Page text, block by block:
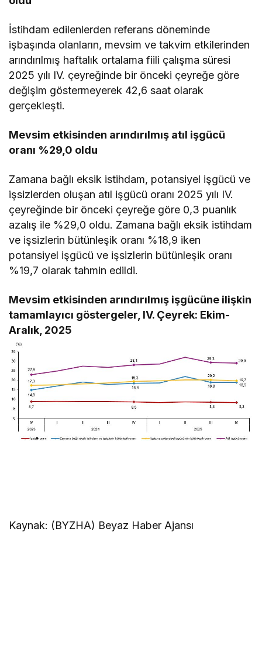
İstihdam edilenlerden referans döneminde
işbaşında olanların, mevsim ve takvim etkilerinden
arındırılmış haftalık ortalama fiili çalışma süresi
2025 yılı IV. çeyreğinde bir önceki çeyreğe göre
değişim göstermeyerek 42,6 saat olarak
gerçekleşti.
Mevsim etkisinden arındırılmış atıl işgücü
oranı %29,0 oldu
Zamana bağlı eksik istihdam, potansiyel işgücü ve
işsizlerden oluşan atıl işgücü oranı 2025 yılı IV.
çeyreğinde bir önceki çeyreğe göre 0,3 puanlık
azalış ile %29,0 oldu. Zamana bağlı eksik istihdam
ve işsizlerin bütünleşik oranı %18,9 iken
potansiyel işgücü ve işsizlerin bütünleşik oranı
%19,7 olarak tahmin edildi.
Mevsim etkisinden arındırılmış işgücüne ilişkin
tamamlayıcı göstergeler, IV. Çeyrek: Ekim-
Aralık, 2025
Kaynak: (BYZHA) Beyaz Haber Ajansı